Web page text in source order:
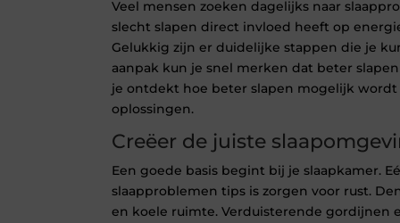
Veel mensen zoeken dagelijks naar
slecht slapen direct invloed heeft op
Gelukkig zijn er duidelijke stappen die je
aanpak kun je snel merken dat beter
je ontdekt hoe beter slapen mogelijk
oplossingen.
Creëer de juiste
Een goede basis begint bij je slaapkamer.
slaapproblemen tips is zorgen voor rust.
en koele ruimte. Verduisterende gordijnen